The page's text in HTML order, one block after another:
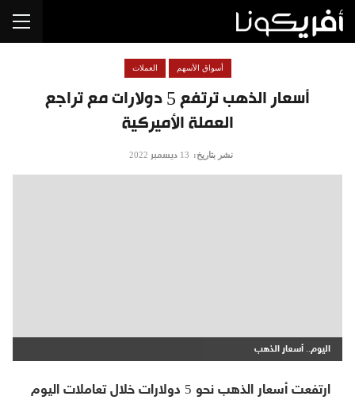
أسعار الذهب ترتفع 5 دولارات مع تراجع
العملة الأميركية
أسواق الأسهم العملات
نشر بتاريخ: 13 ديسمبر 2022
اليوم.. أسعار الذهب
ارتفعت أسعار الذهب نحو 5 دولارات خلال تعاملات اليوم